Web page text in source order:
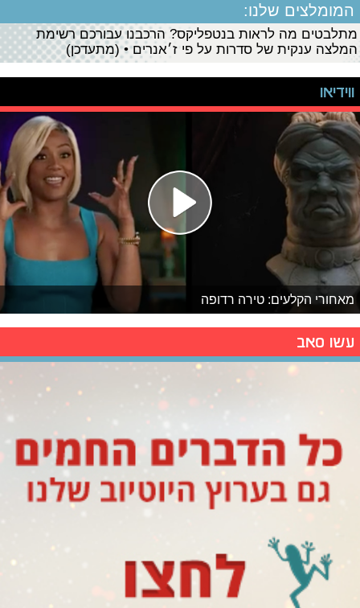
המומלצים שלנו:
מתלבטים מה לראות בנטפליקס? הרכבנו עבורכם רשימת
המלצה ענקית של סדרות על פי ז׳אנרים • (מתעדכן)
ווידיאו
מאחורי הקלעים: טירה רדופה
עשו סאב